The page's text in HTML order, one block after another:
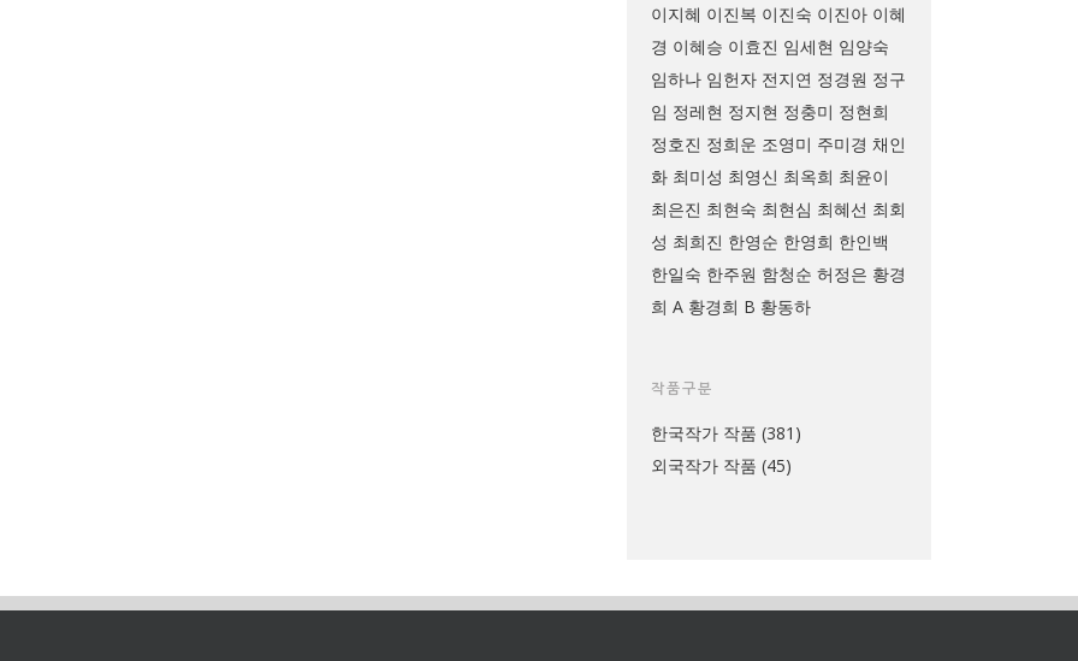
이지혜 이진복 이진숙 이진아 이혜
경 이혜승 이효진 임세현 임양숙
임하나 임헌자 전지연 정경원 정구
임 정레현 정지현 정충미 정현희
정호진 정희운 조영미 주미경 채인
화 최미성 최영신 최옥희 최윤이
최은진 최현숙 최현심 최혜선 최회
성 최희진 한영순 한영희 한인백
한일숙 한주원 함청순 허정은 황경
희 A 황경희 B 황동하
작품구분
한국작가 작품 (381)
외국작가 작품 (45)